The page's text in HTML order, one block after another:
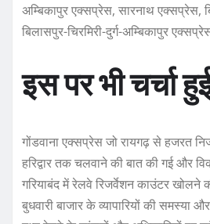
अम्बिकापुर एक्सप्रेस, सारनाथ एक्सप्रेस,
बिलासपुर-चिरमिरी-दुर्ग-अम्बिकापुर
इस पर भी चर्चा
गोंडवाना एक्सप्रेस जो रायगढ़ से हजरत
हरिद्वार तक चलवाने की बात की गई और
गरियाबंद में रेलवे रिजर्वेशन काउंटर खोलने
बुधवारी बाजार के व्यापारियों की समस्या